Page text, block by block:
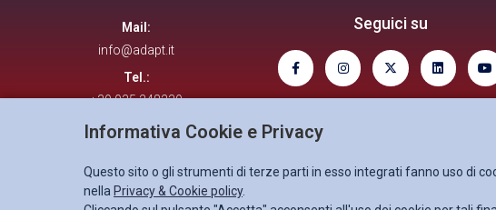
Mail:
info@adapt.it
Tel.:
+39 035 248239
Seguici su
Informativa Cookie e Privacy
Questo sito o gli strumenti di terze parti in esso integrati fanno uso di
nella Privacy & Cookie policy.